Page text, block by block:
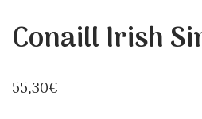
Conaill Irish
55,30€